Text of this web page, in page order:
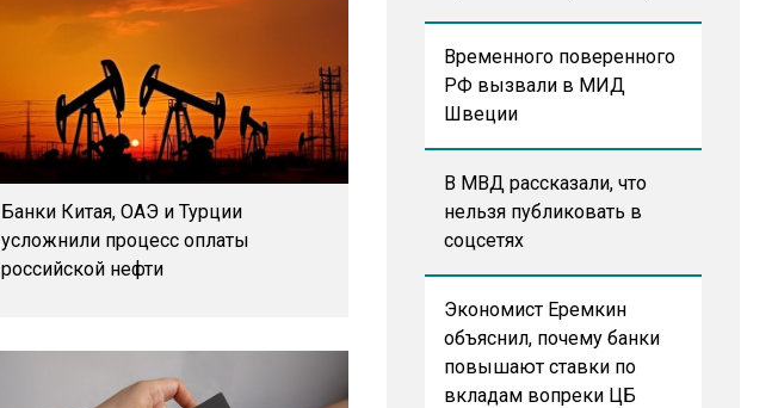
Банки Китая, ОАЭ и Турции
усложнили процесс оплаты
российской нефти
Временного поверенного
РФ вызвали в МИД
Швеции
В МВД рассказали, что
нельзя публиковать в
соцсетях
Экономист Еремкин
объяснил, почему банки
повышают ставки по
вкладам вопреки ЦБ